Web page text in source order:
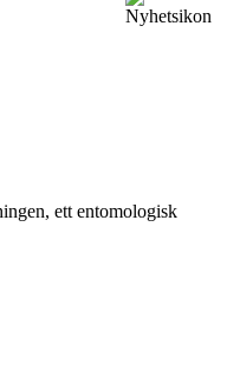
ett entomologisk